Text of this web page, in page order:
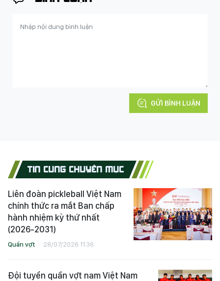
GỬI BÌNH LUẬN
TIN CÙNG CHUYÊN MỤC
Liên đoàn pickleball Việt Nam
chính thức ra mắt Ban chấp
hành nhiệm kỳ thứ nhất
(2026-2031)
Quần vợt 28/07/2026 11:36
Đội tuyển quần vợt nam Việt Nam